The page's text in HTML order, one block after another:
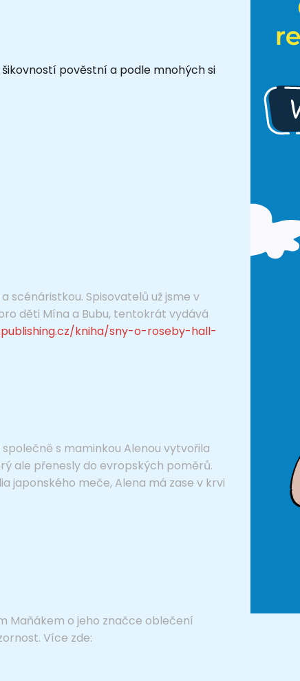
šikovností pověstní a podle mnohých si
scénáristkou. Spisovatelů už jsme v
děti Mína a Bubu, tentokrát vydává
kniha/sny-o-roseby-hall-
s maminkou Alenou vytvořila
ale přenesly do evropských poměrů.
japonského meče, Alena má zase v krvi
Maňákem o jeho značce oblečení
Více zde: